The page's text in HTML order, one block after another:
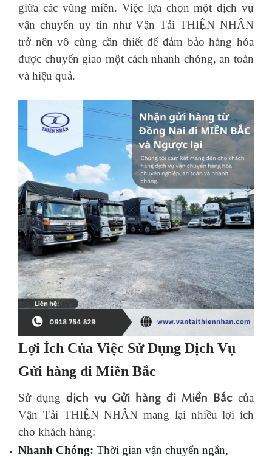
giữa các vùng miền. Việc lựa chọn một dịch vụ
vận chuyển uy tín như Vận Tải THIỆN NHÂN
trở nên vô cùng cần thiết để đảm bảo hàng hóa
được chuyển giao một cách nhanh chóng, an toàn
và hiệu quả.
Lợi Ích Của Việc Sử Dụng Dịch Vụ
Gửi hàng đi Miền Bắc
Sử dụng dịch vụ Gửi hàng đi Miền Bắc của
Vận Tải THIỆN NHÂN mang lại nhiều lợi ích
cho khách hàng:
Nhanh Chóng: Thời gian vận chuyển ngắn,